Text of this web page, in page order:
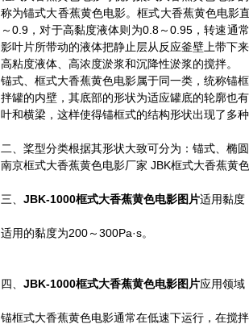
称为锚式大香蕉黄色电影。框式大香蕉黄色电影
～0.9，对于高黏度液体则为0.8～0.95，转速通
影叶片所带动的液体把静止层从反应釜壁上带下
高粘度液体、高浓度淤浆和沉降性淤浆的搅拌。
锚式、框式大香蕉黄色电影属于同一类，统称锚
拌罐的内壁，其底部的形状为适应罐底的轮廓也
叶和横梁，这样使得锚框式的结构形状出现了多种
二、桨型分类根据其形状大致可分为： 锚式、椭
南京框式大香蕉黄色电影厂家 JBK框式大香蕉黄
三、 JBK-1000框式大香蕉黄色电影图片适用黏度
适用的黏度为200～300Pa·s。
四、 JBK-1000框式大香蕉黄色电影图片应用领域
锚框式大香蕉黄色电影通常在低速下运行，在搅